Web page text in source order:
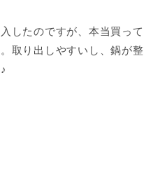
したのですが、本当買って
取り出しやすいし、鍋が整